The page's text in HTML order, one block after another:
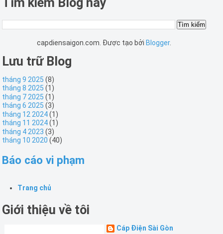
capdiensaigon.com. Được tạo bởi Blogger.
Lưu trữ Blog
tháng 9 2025 (8)
tháng 8 2025 (1)
tháng 7 2025 (1)
tháng 6 2025 (3)
tháng 12 2024(1)
tháng 11 2024(1)
tháng 4 2023 (3)
tháng 10 2020 (40)
Báo cáo vi phạm
Trang chủ
Giới thiệu về tôi
Cáp Điện Sài Gòn